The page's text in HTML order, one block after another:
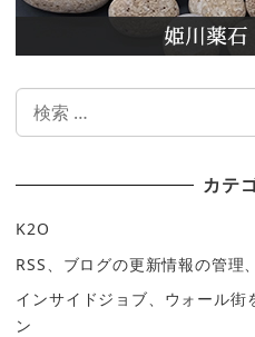
検
カテ
K2O
RSS、ブログの更新情報の管理
インサイドジョブ、ウォール街
ン